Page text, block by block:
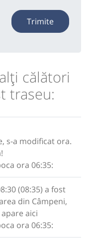
Trimite
călători
traseu:
s-a modificat ora.
ora 06:35:
(08:35) a fost
din Câmpeni,
aici
ora 06:35: